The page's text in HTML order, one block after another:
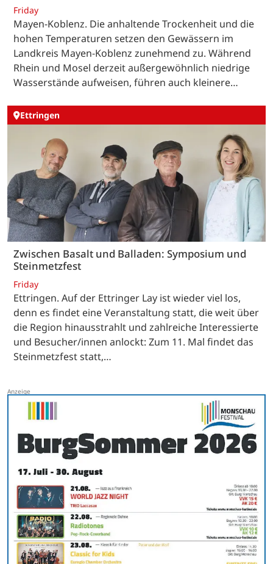
Friday
Mayen-Koblenz. Die anhaltende Trockenheit und die
hohen Temperaturen setzen den Gewässern im
Landkreis Mayen-Koblenz zunehmend zu. Während
Rhein und Mosel derzeit außergewöhnlich niedrige
Wasserstände aufweisen, führen auch kleinere…
Ettringen
Zwischen Basalt und Balladen: Symposium und
Steinmetzfest
Friday
Ettringen. Auf der Ettringer Lay ist wieder viel los,
denn es findet eine Veranstaltung statt, die weit über
die Region hinausstrahlt und zahlreiche Interessierte
und Besucher/innen anlockt: Zum 11. Mal findet das
Steinmetzfest statt,…